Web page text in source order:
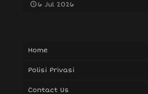
6 Jul 2026
Home
Polisi Privasi
Contact Us